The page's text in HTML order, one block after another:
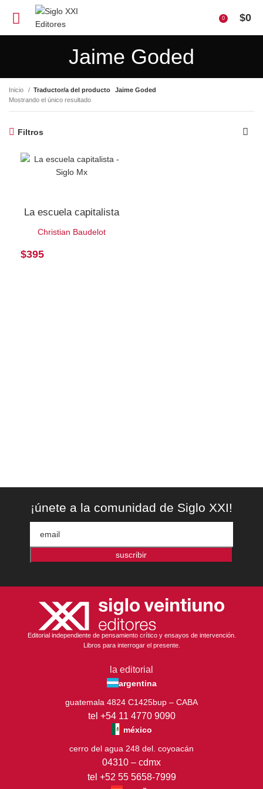
0 $0
Jaime Goded
Inicio Traductor/a del producto
Jaime Goded
Mostrando el único resultado
Filtros
La escuela capitalista
Christian Baudelot
$395
¡únete a la comunidad de Siglo XXI!
suscribir
Editorial independiente de pensamiento crítico y ensayos de intervención.
Libros para interrogar el presente.
la editorial
argentina
guatemala 4824 C1425bup – CABA
tel +54 11 4770 9090
méxico
cerro del agua 248 del. coyoacán
04310 – cdmx
tel +52 55 5658-7999